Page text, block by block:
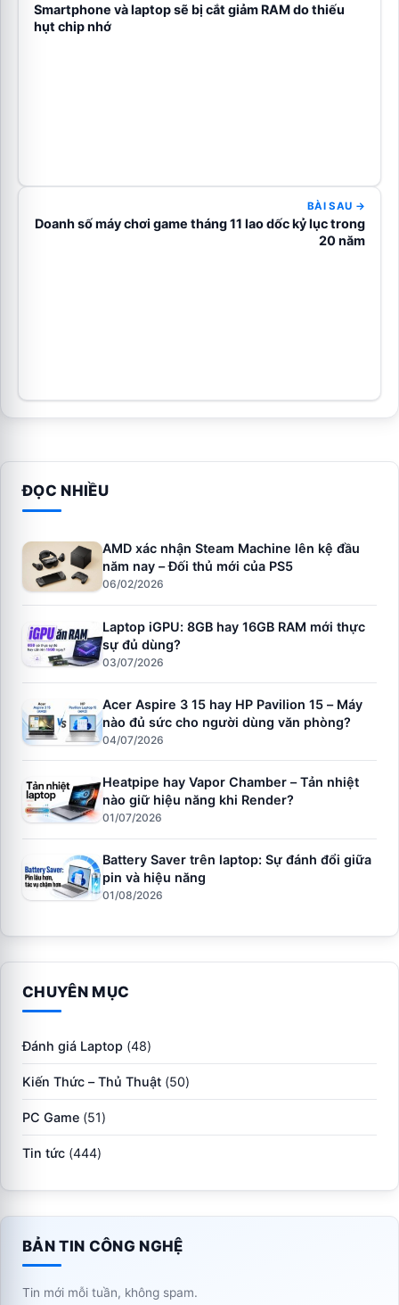
Smartphone và laptop sẽ bị cắt giảm RAM do thiếu
hụt chip nhớ
BÀI SAU →
Doanh số máy chơi game tháng 11 lao dốc kỷ lục trong
20 năm
ĐỌC NHIỀU
AMD xác nhận Steam Machine lên kệ đầu
năm nay – Đối thủ mới của PS5
06/02/2026
Laptop iGPU: 8GB hay 16GB RAM mới thực
sự đủ dùng?
03/07/2026
Acer Aspire 3 15 hay HP Pavilion 15 – Máy
nào đủ sức cho người dùng văn phòng?
04/07/2026
Heatpipe hay Vapor Chamber – Tản nhiệt
nào giữ hiệu năng khi Render?
01/07/2026
Battery Saver trên laptop: Sự đánh đổi giữa
pin và hiệu năng
01/08/2026
CHUYÊN MỤC
Đánh giá Laptop (48)
Kiến Thức – Thủ Thuật (50)
PC Game (51)
Tin tức (444)
BẢN TIN CÔNG NGHỆ
Tin mới mỗi tuần, không spam.